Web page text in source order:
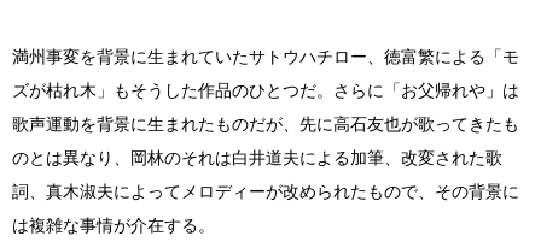
満州事変を背景に生まれていたサトウハチロー、徳富繁による「モ
ズが枯れ木」もそうした作品のひとつだ。さらに「お父帰れや」は
歌声運動を背景に生まれたものだが、先に高石友也が歌ってきたも
のとは異なり、岡林のそれは白井道夫による加筆、改変された歌
詞、真木淑夫によってメロディーが改められたもので、その背景に
は複雑な事情が介在する。